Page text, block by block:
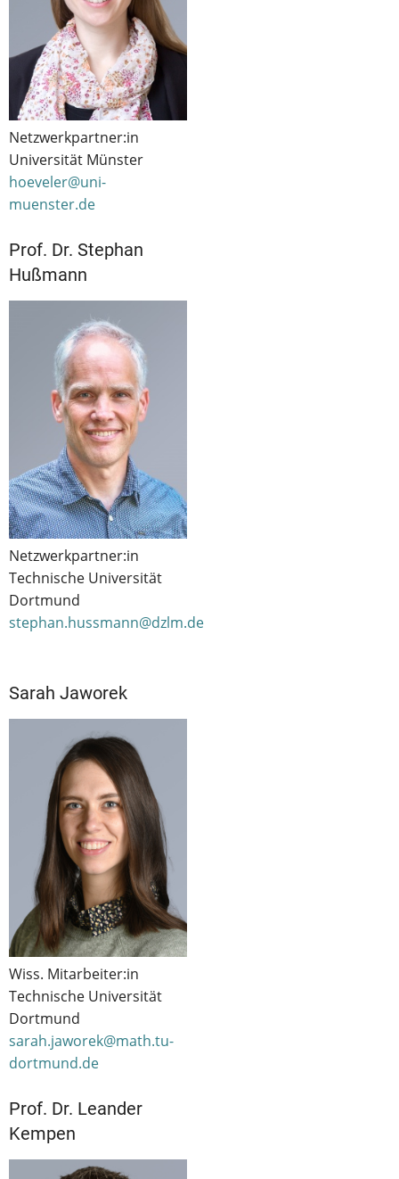
Netzwerkpartner:in
Universität Münster
hoeveler@uni-
muenster.de
Prof. Dr. Stephan
Hußmann
Netzwerkpartner:in
Technische Universität
Dortmund
stephan.hussmann@dzlm.de
Sarah Jaworek
Wiss. Mitarbeiter:in
Technische Universität
Dortmund
sarah.jaworek@math.tu-
dortmund.de
Prof. Dr. Leander
Kempen